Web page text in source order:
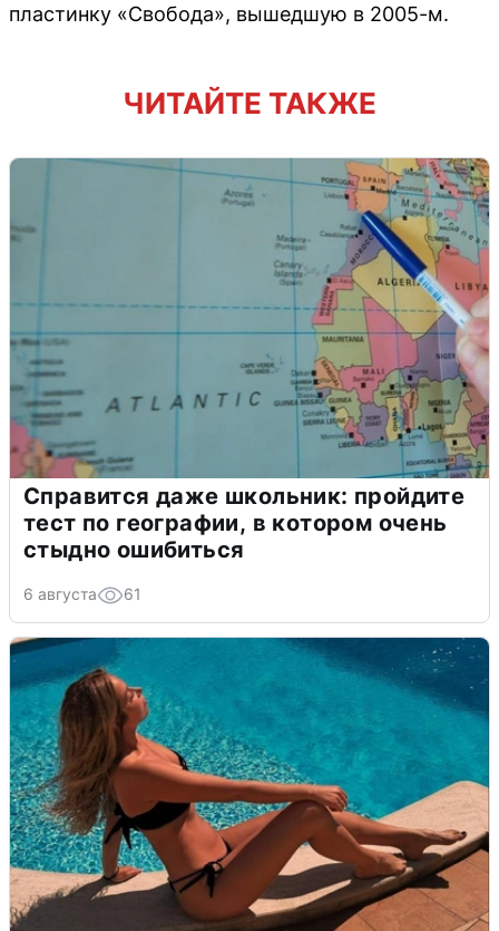
пластинку «Свобода», вышедшую в 2005-м.
ЧИТАЙТЕ ТАКЖЕ
Справится даже школьник: пройдите
тест по географии, в котором очень
стыдно ошибиться
6 августа 61